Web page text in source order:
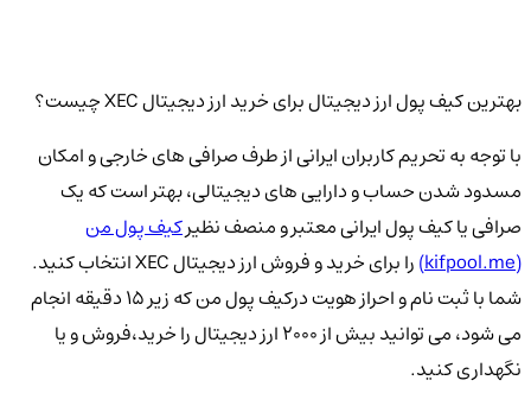
بهترین کیف پول ارز دیجیتال برای خرید ارز دیجیتال XEC چیست؟
با توجه به تحریم کاربران ایرانی از طرف صرافی های خارجی و امکان
مسدود شدن حساب و دارایی های دیجیتالی، بهتر است که یک
صرافی یا کیف پول ایرانی معتبر و منصف نظیرکیف پول من
را برای خرید و فروش ارز دیجیتال XEC انتخاب کنید.
شما با ثبت نام و احراز هویت درکیف پول من که زیر 15 دقیقه انجام
می شود، می توانید بیش از 2000 ارز دیجیتال را خرید،فروش و یا
نگهداری کنید.